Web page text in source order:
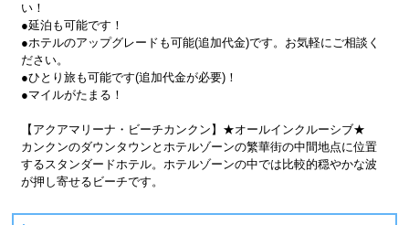
い！
●延泊も可能です！
●ホテルのアップグレードも可能(追加代金)です。お気軽にご相談く
ださい。
●ひとり旅も可能です(追加代金が必要)！
●マイルがたまる！
【アクアマリーナ・ビーチカンクン】★オールインクルーシブ★
カンクンのダウンタウンとホテルゾーンの繁華街の中間地点に位置
するスタンダードホテル。ホテルゾーンの中では比較的穏やかな波
が押し寄せるビーチです。